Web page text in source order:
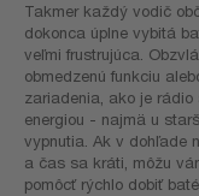
Takmer každý vodič
dokonca úplne vybitá
veľmi frustrujúca.
obmedzenú funkciu
zariadenia, ako je rádio
energiou - najmä u
vypnutia. Ak v dohľade
a čas sa kráti, môžu
pomôcť rýchlo dobiť